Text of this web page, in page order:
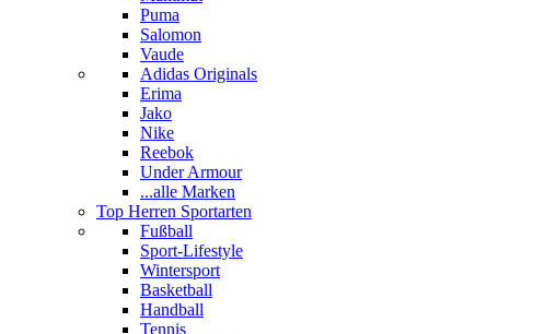
Puma
Salomon
Vaude
Adidas Originals
Erima
Jako
Nike
Reebok
Under Armour
...alle Marken
Top Herren Sportarten
Fußball
Sport-Lifestyle
Wintersport
Basketball
Handball
Tennis